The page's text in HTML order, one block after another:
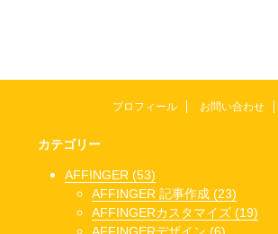
プロフィール お問い合わせ
カテゴリー
AFFINGER (53)
AFFINGER 記事作成 (23)
AFFINGERカスタマイズ (19)